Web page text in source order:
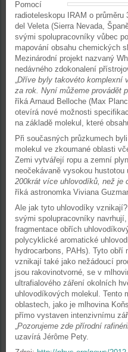
Pomocí
radioteleskopu IRAM o
del Veleta (Sierra Nevada,
svými spolupracovníky vůbec
mapování obsahu chemických
Mezinárodní projekt nazvaný
nedávného zdokonalení
„Dříve byly takovéto komplexní
za rok. Nyní můžeme provádět
říká Arnaud Belloche (Max
otevírá nové možnosti
na základě molekul, které
Při současných průzkumech
molekul ve zkoumané oblasti
Zemi vytvářejí ropu a zemní
neočekávaně vysokou hustotou
200krát více uhlovodíků, než je
říká astronomka Viviana
Ale jak tyto uhlovodíky
svými spolupracovníky
fragmentace obřích
polycyklické aromatické
hydrocarbons, PAHs). Tyto obří
vznikají také jako nežádoucí
jsou rakovinotvorné, se v
ultrafialového záření okolních
uhlovodíkových molekul. Tento
oblastech, jako je mlhovina
přímo vystaven intenzivnímu
„Pozorujeme zde přírodní
uzavírá Jérôme Pety.